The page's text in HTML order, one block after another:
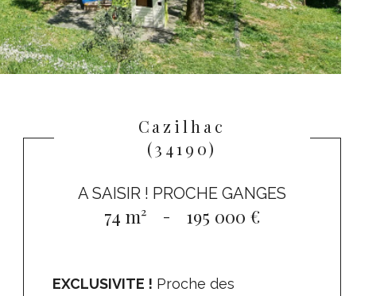
Cazilhac
(34190)
A SAISIR ! PROCHE GANGES
74 m² - 195 000 €
EXCLUSIVITE ! Proche des